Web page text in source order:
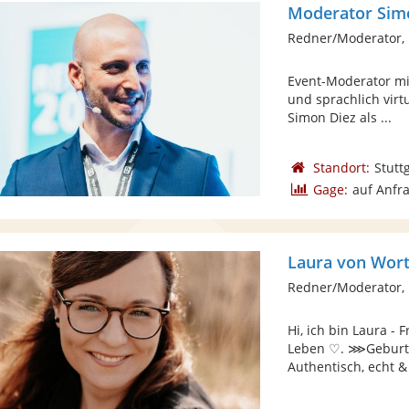
Moderator
Redner/
Event-Moderator
und sprachlich
Simon Diez als ...
Standort:
Gage: auf
Laura von
Redner/Moderator,
Hi, ich bin Laura -
Leben ♡.
Authentisch, echt